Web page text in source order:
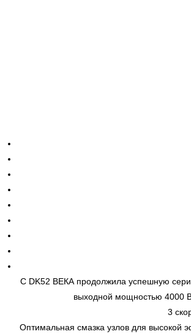
С DK52 ВЕКА продолжила успешную
выходной мощностью 4000
3
Оптимальная смазка узлов для высокой